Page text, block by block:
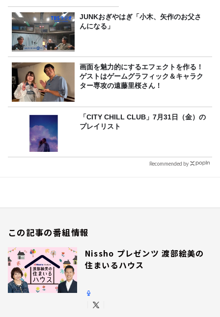
アル
JUNKおぎやはぎ「小木、矢作のお父さ
んになる」
画面を魅力的にするエフェクトを作る！
ゲストはゲームグラフィック＆キャラク
ター専攻の遠藤里桜さん！
「CITY CHILL CLUB」7月31日（金）の
プレイリスト
Recommended by
この記事の番組情報
Nissho プレゼンツ 渡部絵美の
住まいるハウス